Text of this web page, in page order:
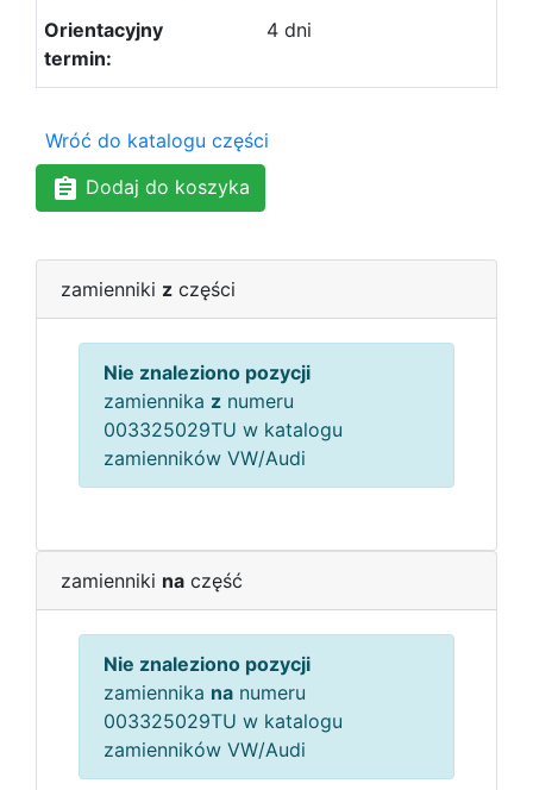
4 dni
Wróć do katalogu części
Dodaj do koszyka
zamienniki z części
Nie znaleziono pozycji
zamiennika z numeru
003325029TU w katalogu
zamienników VW/Audi
zamienniki na część
Nie znaleziono pozycji
zamiennika na numeru
003325029TU w katalogu
zamienników VW/Audi